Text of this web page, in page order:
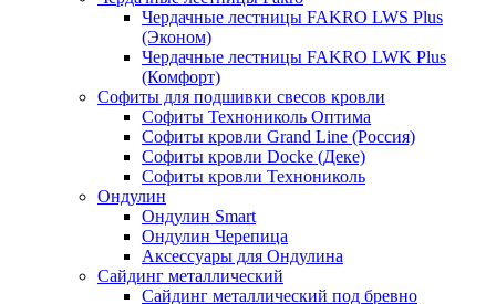
Чердачные лестницы FAKRO LWS Plus
(Эконом)
Чердачные лестницы FAKRO LWK Plus
(Комфорт)
Софиты для подшивки свесов кровли
Софиты Технониколь Оптима
Софиты кровли Grand Line (Россия)
Софиты кровли Docke (Деке)
Софиты кровли Технониколь
Ондулин
Ондулин Smart
Ондулин Черепица
Аксессуары для Ондулина
Сайдинг металлический
Сайдинг металлический под бревно